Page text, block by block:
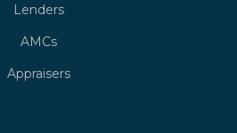
Lenders
AMCs
Appraisers